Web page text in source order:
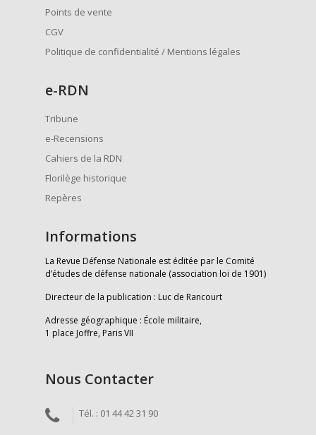
Points de vente
CGV
Politique de confidentialité / Mentions légales
e-RDN
Tribune
e-Recensions
Cahiers de la RDN
Florilège historique
Repères
Informations
La Revue Défense Nationale est éditée par le Comité
d’études de défense nationale (association loi de 1901)
Directeur de la publication : Luc de Rancourt
Adresse géographique : École militaire,
1 place Joffre, Paris VII
Nous Contacter
Tél. : 01 44 42 31 90